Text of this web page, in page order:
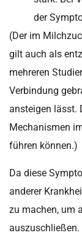
der
(Der im
gilt auch als
mehreren
Verbindung
ansteigen lässt.
Mechanismen
führen können.)
Da diese
anderer
zu machen, um
auszuschließen.